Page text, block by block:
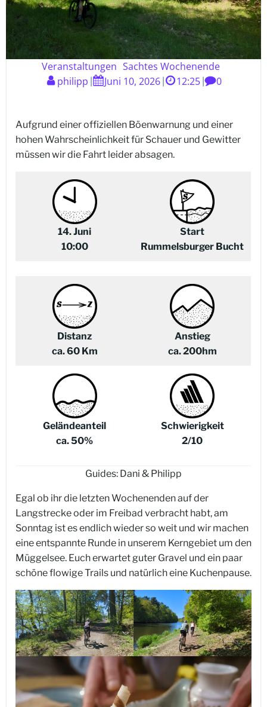
Veranstaltungen Sachtes Wochenende
philipp
Juni 10, 2026 12:25 0
Aufgrund einer offiziellen Böenwarnung und einer
hohen Wahrscheinlichkeit für Schauer und Gewitter
müssen wir die Fahrt leider absagen.
14. Juni
10:00
Start
Rummelsburger Bucht
Distanz
ca. 60 Km
Anstieg
ca. 200hm
Geländeanteil
ca. 50%
Schwierigkeit
2/10
Guides: Dani & Philipp
Egal ob ihr die letzten Wochenenden auf der
Langstrecke oder im Freibad verbracht habt, am
Sonntag ist es endlich wieder so weit und wir machen
eine entspannte Runde in unserem Kerngebiet um den
Müggelsee. Euch erwartet guter Gravel und ein paar
schöne flowige Trails und natürlich eine Kuchenpause.